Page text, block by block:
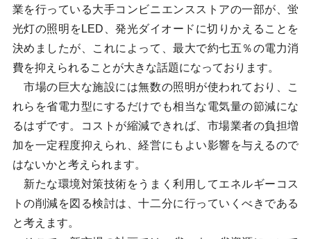
業を行っている大手コンビニエンスストアの一部が、蛍
光灯の照明をLED、発光ダイオードに切りかえることを
決めましたが、これによって、最大で約七五％の電力消
費を抑えられることが大きな話題になっております。
市場の巨大な施設には無数の照明が使われており、こ
れらを省電力型にするだけでも相当な電気量の節減にな
るはずです。コストが縮減できれば、市場業者の負担増
加を一定程度抑えられ、経営にもよい影響を与えるので
はないかと考えられます。
新たな環境対策技術をうまく利用してエネルギーコス
トの削減を図る検討は、十二分に行っていくべきである
と考えます。